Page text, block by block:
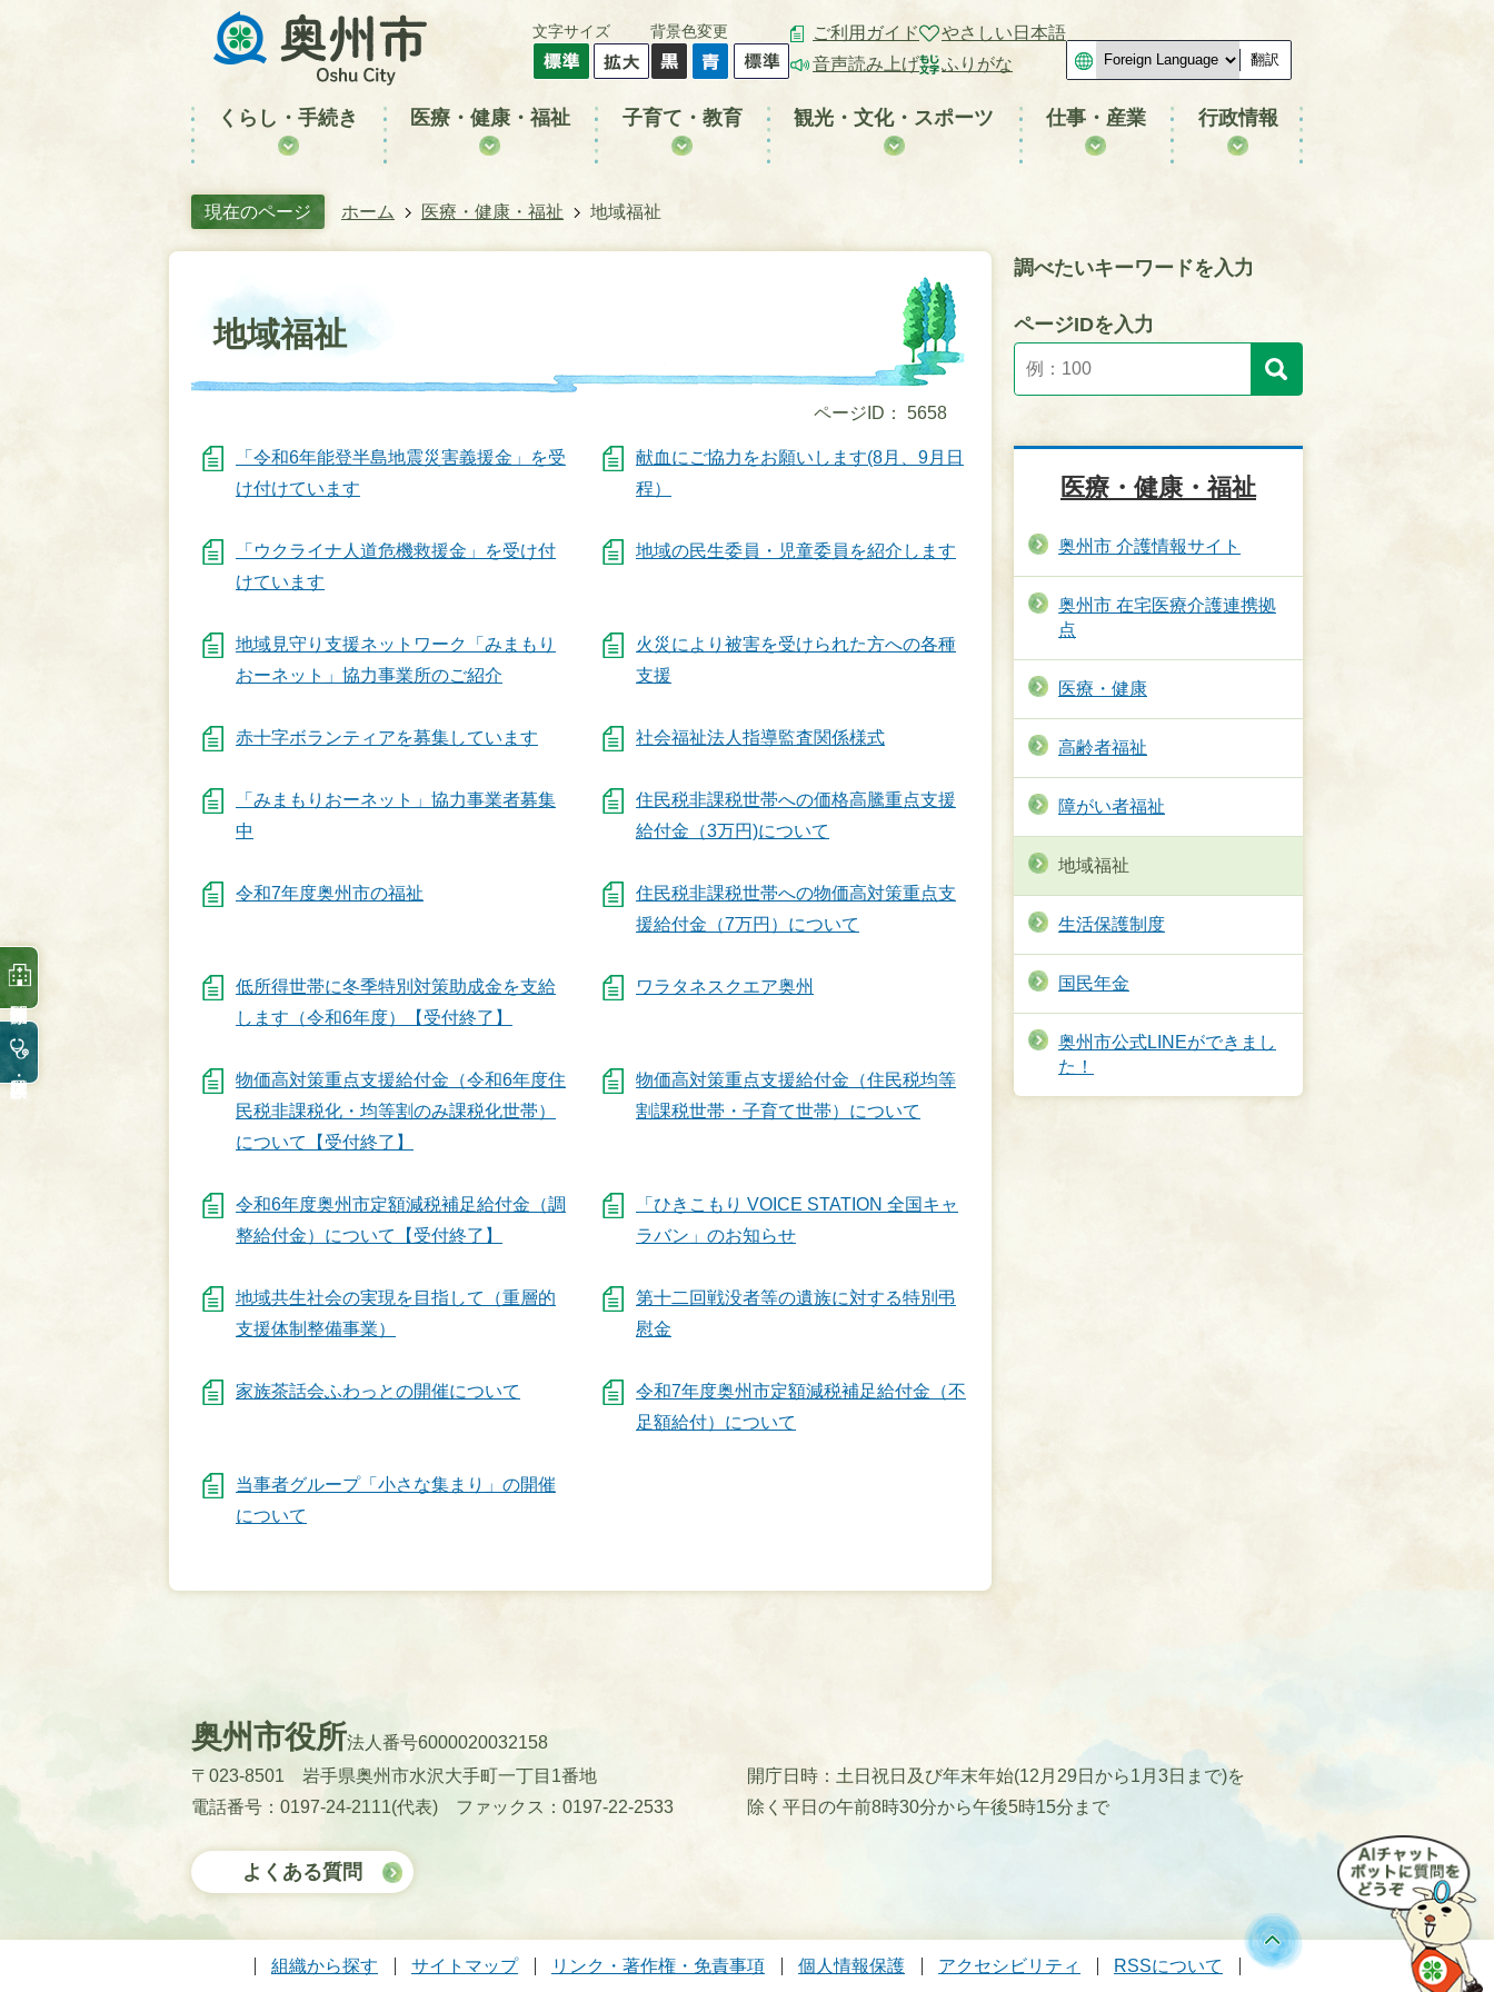
文字サイズ 背景色変更
ご利用ガイド
音声読み上げ
やさしい日本語
ふりがな
翻訳
くらし・手続き 医療・健康・福祉 子育て・教育 観光・文化・スポーツ 仕事・産業 行政情報
現在のページ ホーム 医療・健康・福祉 地域福祉
地域福祉
ページID： 5658
「令和6年能登半島地震災害義援金」を受
け付けています
献血にご協力をお願いします(8月、9月日
程）
「ウクライナ人道危機救援金」を受け付
けています
地域の民生委員・児童委員を紹介します
地域見守り支援ネットワーク「みまもり
おーネット」協力事業所のご紹介
火災により被害を受けられた方への各種
支援
赤十字ボランティアを募集しています 社会福祉法人指導監査関係様式
「みまもりおーネット」協力事業者募集
中
住民税非課税世帯への価格高騰重点支援
給付金（3万円)について
令和7年度奥州市の福祉
住民税非課税世帯への物価高対策重点支
援給付金（7万円）について
低所得世帯に冬季特別対策助成金を支給
します（令和6年度）【受付終了】
ワラタネスクエア奥州
物価高対策重点支援給付金（令和6年度住
民税非課税化・均等割のみ課税化世帯）
について【受付終了】
物価高対策重点支援給付金（住民税均等
割課税世帯・子育て世帯）について
令和6年度奥州市定額減税補足給付金（調
整給付金）について【受付終了】
「ひきこもり VOICE STATION 全国キャ
ラバン」のお知らせ
地域共生社会の実現を目指して（重層的
支援体制整備事業）
第十二回戦没者等の遺族に対する特別弔
慰金
家族茶話会ふわっとの開催について
令和7年度奥州市定額減税補足給付金（不
足額給付）について
当事者グループ「小さな集まり」の開催
について
調べたいキーワードを入力
ページIDを入力
医療・健康・福祉
奥州市 介護情報サイト
奥州市 在宅医療介護連携拠
点
医療・健康
高齢者福祉
障がい者福祉
地域福祉
生活保護制度
国民年金
奥州市公式LINEができまし
た！
奥州市役所法人番号6000020032158
〒023-8501 岩手県奥州市水沢大手町一丁目1番地
電話番号：0197-24-2111(代表)
ファックス：0197-22-2533
開庁日時：土日祝日及び年末年始(12月29日から1月3日まで)を
除く平日の午前8時30分から午後5時15分まで
よくある質問
組織から探す サイトマップ リンク・著作権・免責事項 個人情報保護 アクセシビリティ RSSについて